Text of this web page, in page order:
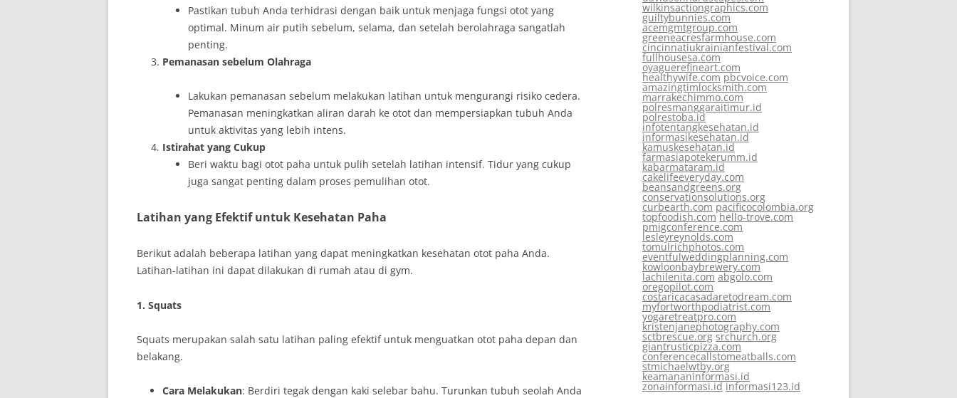
Pastikan tubuh Anda terhidrasi dengan baik untuk menjaga fungsi otot yang
optimal. Minum air putih sebelum, selama, dan setelah berolahraga sangatlah
penting.
Pemanasan sebelum Olahraga
Lakukan pemanasan sebelum melakukan latihan untuk mengurangi risiko cedera.
Pemanasan meningkatkan aliran darah ke otot dan mempersiapkan tubuh Anda
untuk aktivitas yang lebih intens.
Istirahat yang Cukup
Beri waktu bagi otot paha untuk pulih setelah latihan intensif. Tidur yang cukup
juga sangat penting dalam proses pemulihan otot.
Latihan yang Efektif untuk Kesehatan Paha
Berikut adalah beberapa latihan yang dapat meningkatkan kesehatan otot paha Anda.
Latihan-latihan ini dapat dilakukan di rumah atau di gym.
1. Squats
Squats merupakan salah satu latihan paling efektif untuk menguatkan otot paha depan dan
belakang.
Cara Melakukan: Berdiri tegak dengan kaki selebar bahu. Turunkan tubuh seolah Anda
wilkinsactiongraphics.com
guiltybunnies.com
acemgmtgroup.com
greeneacresfarmhouse.com
cincinnatiukrainianfestival.com
fullhousesa.com
oyaguerefineart.com
healthywife.com pbcvoice.com
amazingtimlocksmith.com
marrakechimmo.com
polresmanggaraitimur.id
polrestoba.id
infotentangkesehatan.id
informasikesehatan.id
kamuskesehatan.id
farmasiapotekerumm.id
kabarmataram.id
cakelifeeveryday.com
beansandgreens.org
conservationsolutions.org
curbearth.com pacificocolombia.org
topfoodish.com hello-trove.com
pmigconference.com
lesleyreynolds.com
tomulrichphotos.com
eventfulweddingplanning.com
kowloonbaybrewery.com
lachilenita.com abgolo.com
oregopilot.com
costaricacasadaretodream.com
myfortworthpodiatrist.com
yogaretreatpro.com
kristenjanephotography.com
sctbrescue.org srchurch.org
giantrusticpizza.com
conferencecallstomeatballs.com
stmichaelwtby.org
keamananinformasi.id
zonainformasi.id informasi123.id